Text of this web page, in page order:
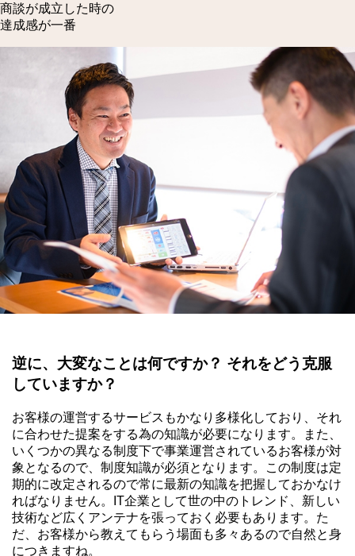
商談が成立した時の
達成感が一番
逆に、大変なことは何ですか？ それをどう克服
していますか？
お客様の運営するサービスもかなり多様化しており、それ
に合わせた提案をする為の知識が必要になります。また、
いくつかの異なる制度下で事業運営されているお客様が対
象となるので、制度知識が必須となります。この制度は定
期的に改定されるので常に最新の知識を把握しておかなけ
ればなりません。IT企業として世の中のトレンド、新しい
技術など広くアンテナを張っておく必要もあります。た
だ、お客様から教えてもらう場面も多々あるので自然と身
につきますね。